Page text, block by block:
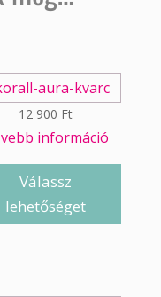
12 900 Ft
információ
Válassz
lehetőséget